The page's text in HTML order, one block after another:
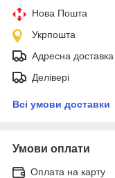
Нова Пошта
Укрпошта
Адресна доставка
Делівері
Всі умови доставки
Умови оплати
Оплата на карту